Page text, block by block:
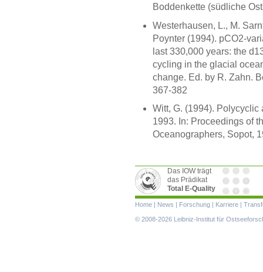
Boddenkette (südliche
Westerhausen, L., M.
Poynter (1994). pCO2-
last 330,000 years: the
cycling in the glacial
change. Ed. by R. Zahn.
367-382
Witt, G. (1994).
1993. In: Proceedings of
Oceanographers, Sopot,
Das IOW trägt
das Prädikat
Total E-Quality
Navigation
überspringen
Home | News | Forschung | Karriere |
© 2008-2026 Leibniz-Institut für